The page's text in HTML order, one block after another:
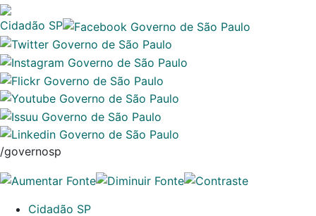
Cidadão SP
/governosp
Cidadão SP